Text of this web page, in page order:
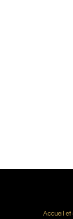
Accueil et